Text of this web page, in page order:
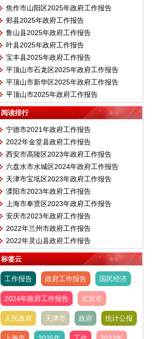
焦作市山阳区2025年政府工作报告
郏县2025年政府工作报告
鲁山县2025年政府工作报告
叶县2025年政府工作报告
宝丰县2025年政府工作报告
平顶山市石龙区2025年政府工作报告
平顶山市新华区2025年政府工作报告
平顶山市2025年政府工作报告
阅读排行
宁德市2021年政府工作报告
2022年金堂县政府工作报告
西安市高陵区2023年政府工作报告
六盘水市水城区2024年政府工作报告
天津市宝坻区2023年政府工作报告
溧阳市2023年政府工作报告
上海市奉贤区2023年政府工作报告
安庆市2023年政府工作报告
2022年兰州市政府工作报告
2022年灵山县政府工作报告
标签云
工作报告 政府工作报告 国民经济
2024年政府工作报告 北京市
人民政府 天津市 政府 统计公报